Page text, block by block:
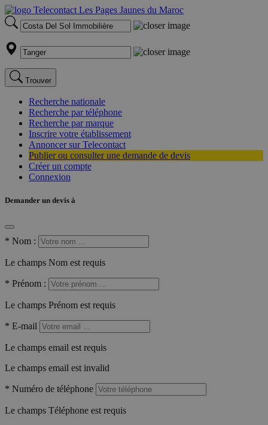
Trouver
Recherche nationale
Recherche par téléphone
Recherche par marque
Inscrire votre établissement
Annoncer sur Telecontact
Publier ou consulter une demande de devis
Créer un compte
Connexion
Demander un devis à
* Nom :
Le champs Nom est requis
* Prénom :
Le champs Prénom est requis
* E-mail
Le champs email est requis
Le champs email est invalid
* Numéro de téléphone
Le champs Téléphone est requis